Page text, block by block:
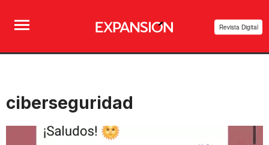
Revista Digital
ciberseguridad